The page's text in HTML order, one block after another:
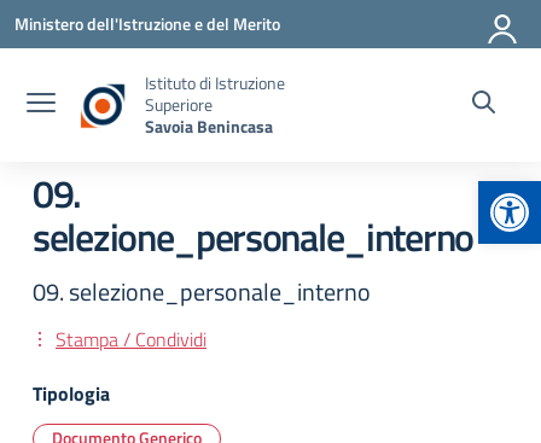
Vai ai contenuti
Vai al menu di navigazione
Vai al footer
Ministero dell'Istruzione e del Merito
Istituto di Istruzione
Superiore
Savoia Benincasa
09.
selezione_personale_interno
09. selezione_personale_interno
Stampa / Condividi
Tipologia
Documento Generico